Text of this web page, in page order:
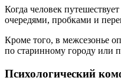
Когда человек
очередями, пробками и
Кроме того, в межсезонье
по старинному городу или
Психологический